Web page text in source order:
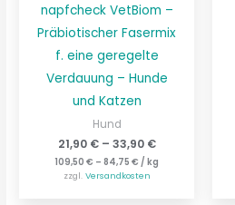
napfcheck VetBiom –
Präbiotischer Fasermix
f. eine geregelte
Verdauung – Hunde
und Katzen
Hund
21,90 €– 33,90 €
109,50€ –84,75€ / kg
zzgl. Versandkosten